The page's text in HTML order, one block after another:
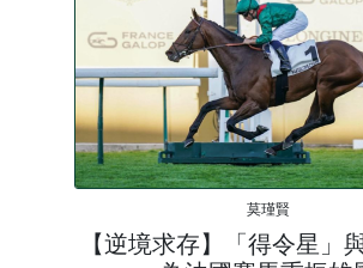
莫瑾賢
【逆境求存】「得令星」